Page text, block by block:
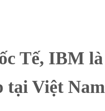
Tế, IBM là
tại Việt Nam